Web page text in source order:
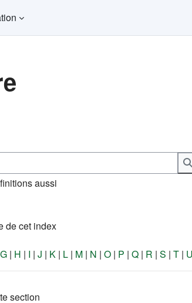
aussi
de cet index
G | H | I | J | K | L | M | N | O | P | Q | R | S | T | U
section